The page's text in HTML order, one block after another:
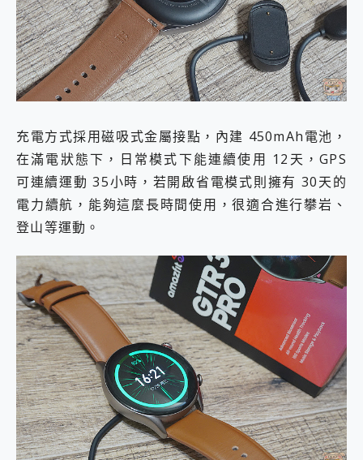
充電方式採用磁吸式金屬接點，內建 450mAh電池，
在滿電狀態下，日常模式下能連續使用 12天，GPS
可連續運動 35小時，若開啟省電模式則擁有 30天的
電力續航，能夠這麼長時間使用，很適合進行攀岩、
登山等運動。